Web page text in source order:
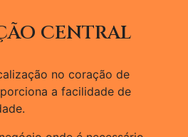
CENTRAL
no coração de
a facilidade de